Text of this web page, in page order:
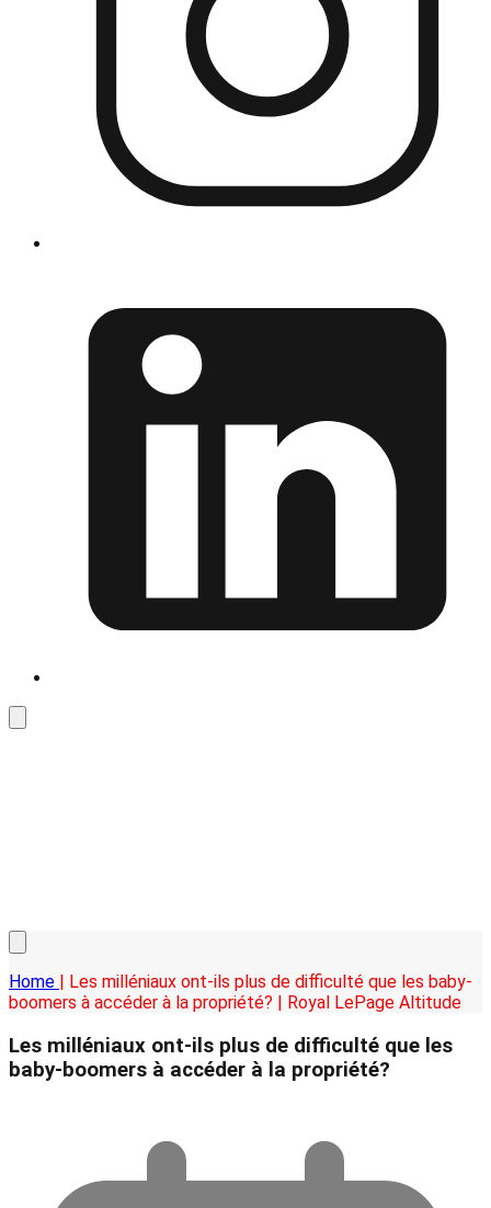
Home | Les milléniaux ont-ils plus de difficulté que les baby-
boomers à accéder à la propriété? | Royal LePage Altitude
Les milléniaux ont-ils plus de difficulté que les
baby-boomers à accéder à la propriété?